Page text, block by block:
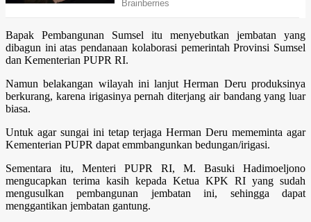
Bapak Pembangunan Sumsel itu menyebutkan jembatan yang
dibagun ini atas pendanaan kolaborasi pemerintah Provinsi Sumsel
dan Kementerian PUPR RI.
Namun belakangan wilayah ini lanjut Herman Deru produksinya
berkurang, karena irigasinya pernah diterjang air bandang yang luar
biasa.
Untuk agar sungai ini tetap terjaga Herman Deru mememinta agar
Kementerian PUPR dapat emmbangunkan bedungan/irigasi.
Sementara itu, Menteri PUPR RI, M. Basuki Hadimoeljono
mengucapkan terima kasih kepada Ketua KPK RI yang sudah
mengusulkan pembangunan jembatan ini, sehingga dapat
menggantikan jembatan gantung.